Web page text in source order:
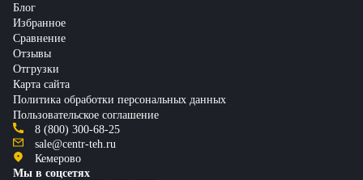
Блог
Избранное
Сравнение
Отзывы
Отгрузки
Карта сайта
Политика обработки персональных данных
Пользовательское соглашение
8 (800) 300-68-25
sale@centr-teh.ru
Кемерово
Мы в соцсетях